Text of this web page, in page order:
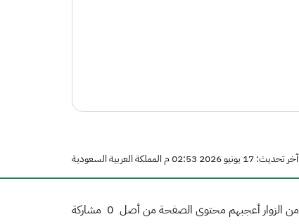
آخر تحديث: 17 يونيو 2026 02:53 م المملكة العربية السعودية
من الزوار أعجبهم محتوى الصفحة من أصل 0 مشاركة